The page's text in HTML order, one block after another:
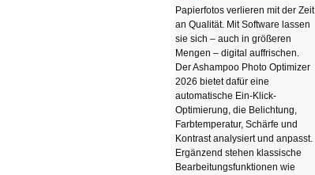
Papierfotos verlieren mit der Zeit
an Qualität. Mit Software lassen
sie sich – auch in größeren
Mengen – digital auffrischen.
Der Ashampoo Photo Optimizer
2026 bietet dafür eine
automatische Ein-Klick-
Optimierung, die Belichtung,
Farbtemperatur, Schärfe und
Kontrast analysiert und anpasst.
Ergänzend stehen klassische
Bearbeitungsfunktionen wie